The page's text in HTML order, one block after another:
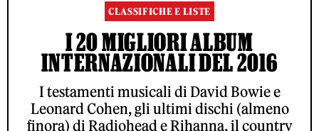
CLASSIFICHE E LISTE
I 20 MIGLIORI ALBUM
INTERNAZIONALI DEL 2016
I testamenti musicali di David Bowie e
Leonard Cohen, gli ultimi dischi (almeno
finora) di Radiohead e Rihanna, il country